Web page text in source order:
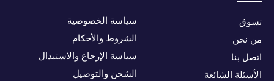
تسوق
من نحن
اتصل بنا
الأسئلة الشائعة
سياسة الخصوصية
الشروط والأحكام
سياسة الإرجاع والاستبدال
الشحن والتوصيل